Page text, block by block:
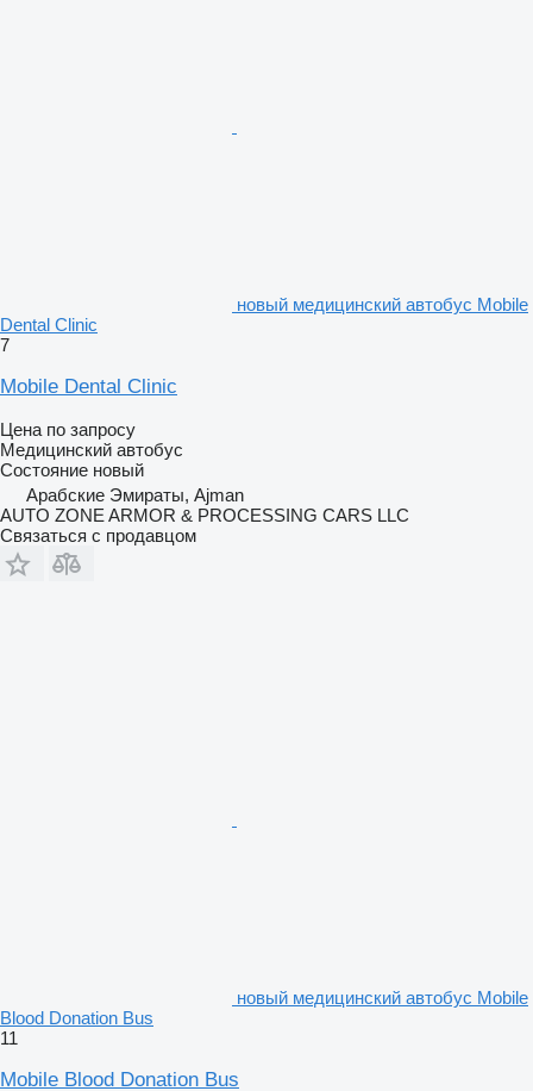
новый медицинский автобус Mobile
Dental Clinic
7
Mobile Dental Clinic
Цена по запросу
Медицинский автобус
Состояние новый
Арабские Эмираты, Ajman
AUTO ZONE ARMOR & PROCESSING CARS LLC
Связаться с продавцом
новый медицинский автобус Mobile
Blood Donation Bus
11
Mobile Blood Donation Bus